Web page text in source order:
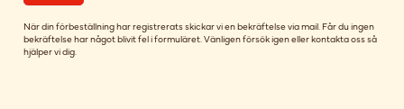
När din förbeställning har registrerats skickar vi en bekräftelse via mail. Får du ingen
bekräftelse har något blivit fel i formuläret. Vänligen försök igen eller kontakta oss så
hjälper vi dig.